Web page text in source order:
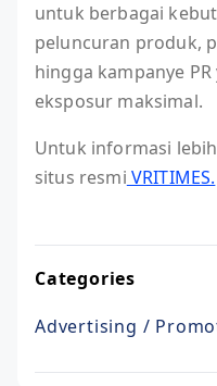
untuk berbagai
peluncuran produk,
hingga kampanye
eksposur maksimal.
Untuk informasi
situs resmi VRITIMES.
Categories
Advertising /